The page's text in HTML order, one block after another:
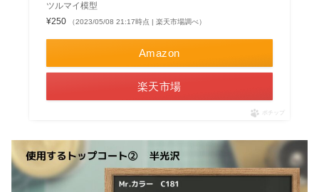
ツルマイ模型
¥250
（2023/05/08 21:17時点 | 楽天市場調べ）
Amazon
楽天市場
ポチップ